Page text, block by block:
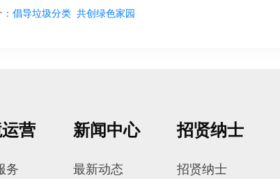
倡导垃圾分类 共创绿色家园
营
务
新闻中心
最新动态
招贤纳士
招贤纳士